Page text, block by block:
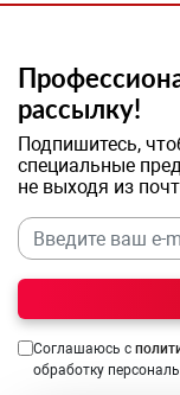
рассылку!
Подпишитесь,
специальные
не выходя из
Соглашаюсь с
обработку